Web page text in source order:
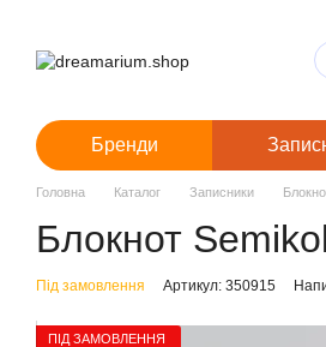
Бренди
Головна Каталог Записники
Блокнот
Під замовлення Артикул: 350915
ПІД ЗАМОВЛЕННЯ